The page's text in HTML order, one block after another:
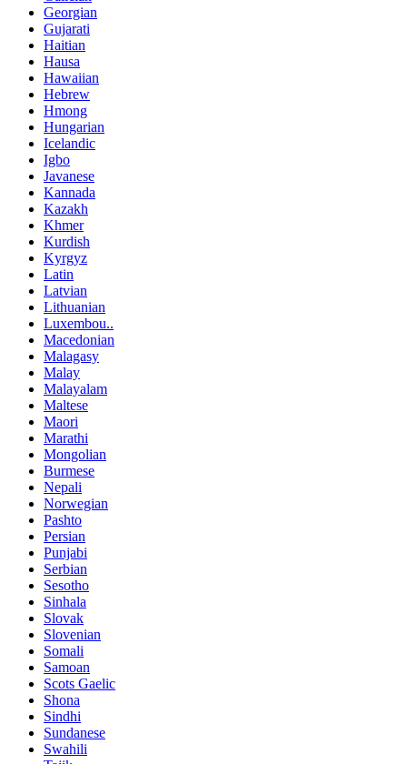
Georgian
Gujarati
Haitian
Hausa
Hawaiian
Hebrew
Hmong
Hungarian
Icelandic
Igbo
Javanese
Kannada
Kazakh
Khmer
Kurdish
Kyrgyz
Latin
Latvian
Lithuanian
Luxembou..
Macedonian
Malagasy
Malay
Malayalam
Maltese
Maori
Marathi
Mongolian
Burmese
Nepali
Norwegian
Pashto
Persian
Punjabi
Serbian
Sesotho
Sinhala
Slovak
Slovenian
Somali
Samoan
Scots Gaelic
Shona
Sindhi
Sundanese
Swahili